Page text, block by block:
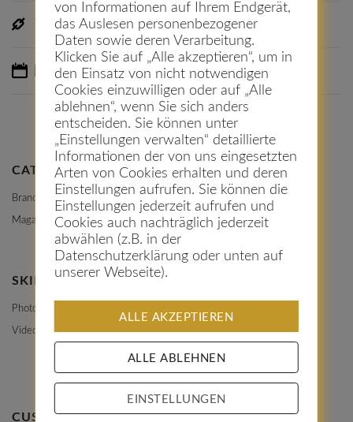
Visit Site
Published: 17. Februar 2016
CATEGORIES
Branding
Magazine
SKILLS
Photoshop
Video
CUSTOM TEXT
von Informationen auf Ihrem Endgerät,
das Auslesen personenbezogener
Daten sowie deren Verarbeitung.
Klicken Sie auf „Alle akzeptieren“, um in
den Einsatz von nicht notwendigen
Cookies einzuwilligen oder auf „Alle
ablehnen“, wenn Sie sich anders
entscheiden. Sie können unter
„Einstellungen verwalten“ detaillierte
Informationen der von uns eingesetzten
Arten von Cookies erhalten und deren
Einstellungen aufrufen. Sie können die
Einstellungen jederzeit aufrufen und
Cookies auch nachträglich jederzeit
abwählen (z.B. in der
Datenschutzerklärung oder unten auf
unserer Webseite).
ALLE AKZEPTIEREN
ALLE ABLEHNEN
EINSTELLUNGEN